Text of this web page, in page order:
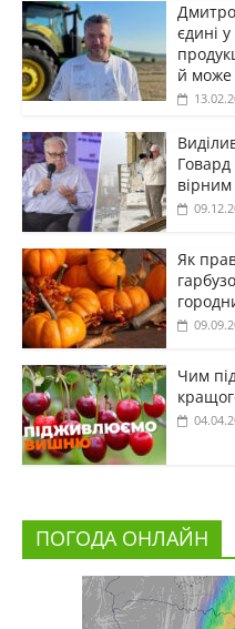
єдині
й може
вірним
Як
Чим
ПОГОДА ОНЛАЙН